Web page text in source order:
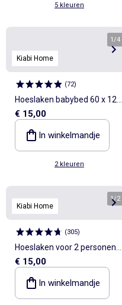
5 kleuren
Kiabi Home
1 /4
(72)
Hoeslaken babybed 60 x 120
cm van dubbel katoengaas -
Kiabi Home
€ 15,00
In winkelmandje
2 kleuren
Kiabi Home
1/2
(305)
Hoeslaken voor 2 personen
160 x 200 cm van katoen -
Kiabi Home
€ 15,00
In winkelmandje